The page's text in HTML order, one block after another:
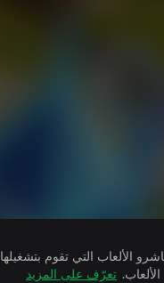
تعرّف على المزيد